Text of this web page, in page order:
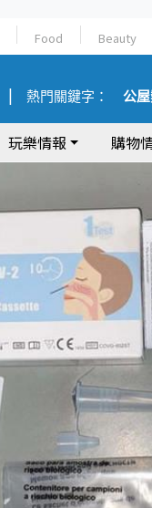
Food Beauty
熱門關鍵字： 公
玩樂情報 購物